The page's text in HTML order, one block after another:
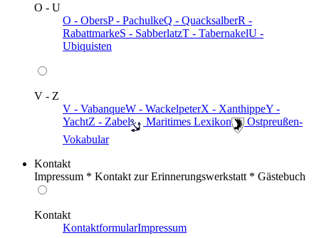
O - U
O - ObersP - PachulkeQ - QuacksalberR -
RabattmarkeS - SabberlatzT - TabernakelU -
Ubiquisten
V - Z
V - VabanqueW - WackelpeterX - XanthippeY -
YachtZ - Zabel ️ Maritimes Lexikon
️ Ostpreußen-
Vokabular
Kontakt
Impressum * Kontakt zur Erinnerungswerkstatt * Gästebuch
Kontakt
KontaktformularImpressum